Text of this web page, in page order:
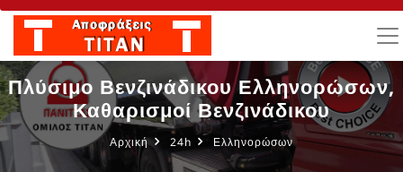
Πλύσιμο Βενζινάδικου Ελληνορώσων,
Καθαρισμοί Βενζινάδικου
Αρχική 24h Ελληνορώσων